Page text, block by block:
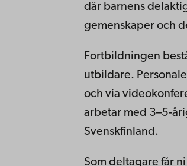
där barnens
gemenskaper och
Fortbildningen
utbildare.
och via
arbetar med 3–5-
Svenskfinland.
Som deltagare får